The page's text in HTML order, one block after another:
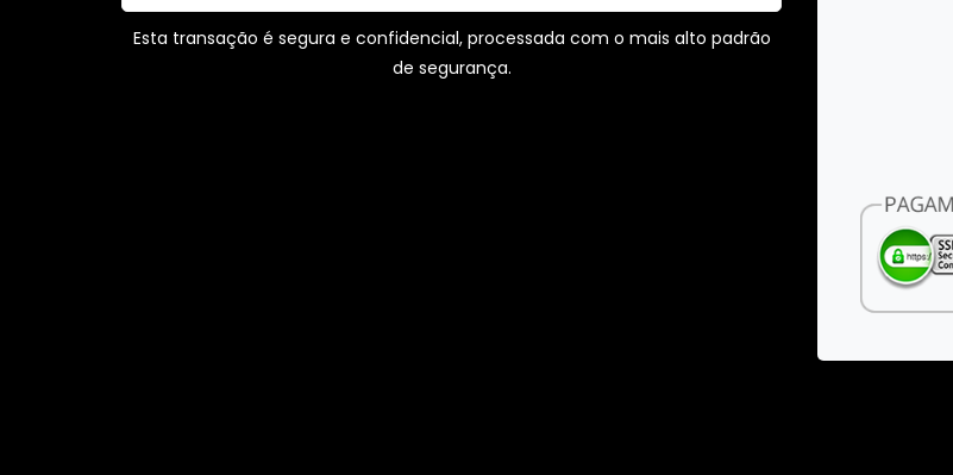
Esta transação é segura e confidencial, processada com o mais alto padrão
de segurança.